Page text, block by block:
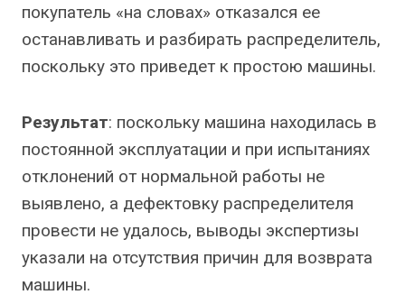
покупатель «на словах» отказался ее
останавливать и разбирать распределитель,
поскольку это приведет к простою машины.
Результат: поскольку машина находилась в
постоянной эксплуатации и при испытаниях
отклонений от нормальной работы не
выявлено, а дефектовку распределителя
провести не удалось, выводы экспертизы
указали на отсутствия причин для возврата
машины.